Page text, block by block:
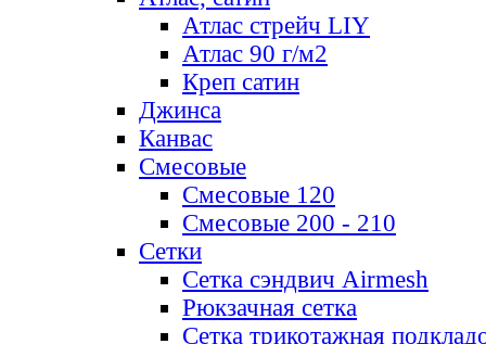
Атлас стрейч LIY
Атлас 90 г/м2
Креп сатин
Джинса
Канвас
Смесовые
Смесовые 120
Смесовые 200 - 210
Сетки
Сетка сэндвич Airmesh
Рюкзачная сетка
Сетка трикотажная